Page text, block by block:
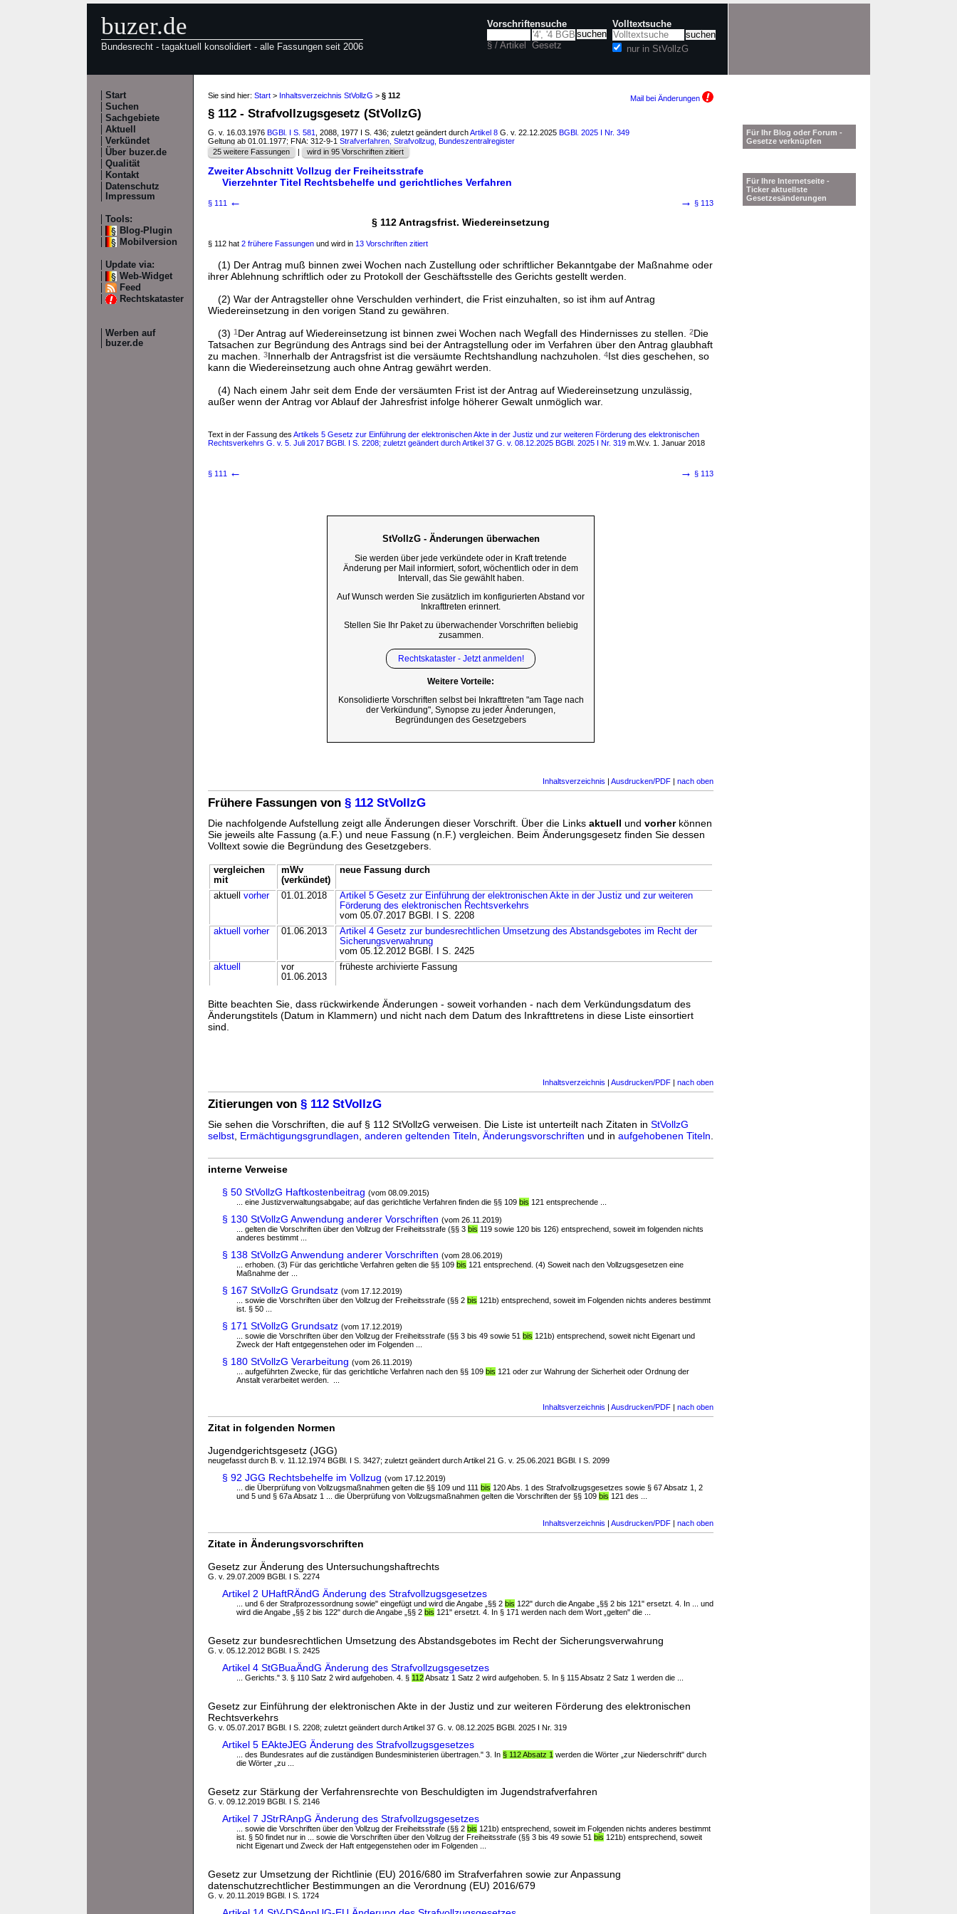
buzer.de
Bundesrecht - tagaktuell konsolidiert - alle Fassungen seit 2006
Vorschriftensuche
§ / Artikel Gesetz
Volltextsuche
nur in StVollzG
Start
Suchen
Sachgebiete
Aktuell
Verkündet
Über buzer.de
Qualität
Kontakt
Datenschutz
Impressum
Tools:
Blog-Plugin
Mobilversion
Update via:
Web-Widget
Feed
Rechtskataster
Werben auf
buzer.de
Sie sind hier: Start > Inhaltsverzeichnis StVollzG > § 112 Mail bei Änderungen
§ 112 - Strafvollzugsgesetz (StVollzG)
G. v. 16.03.1976 BGBl. I S. 581 , 2088, 1977 I S. 436; zuletzt geändert durchArtikel 8 G. v. 22.12.2025 BGBl. 2025 I Nr. 349
Geltung ab 01.01.1977; FNA: 312-9-1 Strafverfahren, Strafvollzug, Bundeszentralregister
25 weitere Fassungen
| wird in 95 Vorschriften zitiert
Zweiter Abschnitt Vollzug der Freiheitsstrafe
Vierzehnter Titel Rechtsbehelfe und gerichtliches Verfahren
§ 111 ← → § 113
§ 112 Antragsfrist. Wiedereinsetzung
§ 112 hat 2 frühere Fassungen und wird in 13 Vorschriften zitiert
(1) Der Antrag muß binnen zwei Wochen nach Zustellung oder schriftlicher Bekanntgabe der Maßnahme oder
ihrer Ablehnung schriftlich oder zu Protokoll der Geschäftsstelle des Gerichts gestellt werden.
(2) War der Antragsteller ohne Verschulden verhindert, die Frist einzuhalten, so ist ihm auf Antrag
Wiedereinsetzung in den vorigen Stand zu gewähren.
(3) 1Der Antrag auf Wiedereinsetzung ist binnen zwei Wochen nach Wegfall des Hindernisses zu stellen. 2Die
Tatsachen zur Begründung des Antrags sind bei der Antragstellung oder im Verfahren über den Antrag glaubhaft
zu machen.
3Innerhalb der Antragsfrist ist die versäumte Rechtshandlung nachzuholen. 4Ist dies geschehen, so
kann die Wiedereinsetzung auch ohne Antrag gewährt werden.
(4) Nach einem Jahr seit dem Ende der versäumten Frist ist der Antrag auf Wiedereinsetzung unzulässig,
außer wenn der Antrag vor Ablauf der Jahresfrist infolge höherer Gewalt unmöglich war.
Text in der Fassung des Artikels 5 Gesetz zur Einführung der elektronischen Akte in der Justiz und zur weiteren Förderung des elektronischen
Rechtsverkehrs G. v. 5. Juli 2017 BGBl. I S. 2208; zuletzt geändert durch Artikel 37 G. v. 08.12.2025 BGBl. 2025 I Nr. 319 m.W.v. 1. Januar 2018
§ 111 ← → § 113
StVollzG - Änderungen überwachen
Sie werden über jede verkündete oder in Kraft tretende
Änderung per Mail informiert, sofort, wöchentlich oder in dem
Intervall, das Sie gewählt haben.
Auf Wunsch werden Sie zusätzlich im konfigurierten Abstand vor
Inkrafttreten erinnert.
Stellen Sie Ihr Paket zu überwachender Vorschriften beliebig
zusammen.
Rechtskataster - Jetzt anmelden!
Weitere Vorteile:
Konsolidierte Vorschriften selbst bei Inkrafttreten "am Tage nach
der Verkündung", Synopse zu jeder Änderungen,
Begründungen des Gesetzgebers
Inhaltsverzeichnis | Ausdrucken/PDF | nach oben
Frühere Fassungen von § 112 StVollzG
Die nachfolgende Aufstellung zeigt alle Änderungen dieser Vorschrift. Über die Links aktuell und vorherkönnen
Sie jeweils alte Fassung (a.F.) und neue Fassung (n.F.) vergleichen. Beim Änderungsgesetz finden Sie dessen
Volltext sowie die Begründung des Gesetzgebers.
vergleichen
mit
mWv
(verkündet)
neue Fassung durch
aktuell vorher 01.01.2018
Artikel 5 Gesetz zur Einführung der elektronischen Akte in der Justiz und zur weiteren
Förderung des elektronischen Rechtsverkehrs
vom 05.07.2017 BGBl. I S. 2208
aktuell
vorher 01.06.2013
Artikel 4 Gesetz zur bundesrechtlichen Umsetzung des Abstandsgebotes im Recht der
Sicherungsverwahrung
vom 05.12.2012 BGBl. I S. 2425
aktuell
vor
01.06.2013
früheste archivierte Fassung
Bitte beachten Sie, dass rückwirkende Änderungen - soweit vorhanden - nach dem Verkündungsdatum des
Änderungstitels (Datum in Klammern) und nicht nach dem Datum des Inkrafttretens in diese Liste einsortiert
sind.
Inhaltsverzeichnis | Ausdrucken/PDF | nach oben
Zitierungen von § 112 StVollzG
Sie sehen die Vorschriften, die auf § 112 StVollzG verweisen. Die Liste ist unterteilt nach Zitaten in StVollzG
selbst Ermächtigungsgrundlagen anderen geltenden Titeln Änderungsvorschriften und in aufgehobenen Titeln
interne Verweise
§ 50 StVollzG Haftkostenbeitrag (vom 08.09.2015)
... eine Justizverwaltungsabgabe; auf das gerichtliche Verfahren finden die §§ 109 bis 121 entsprechende ...
§ 130 StVollzG Anwendung anderer Vorschriften (vom 26.11.2019)
... gelten die Vorschriften über den Vollzug der Freiheitsstrafe (§§ 3 bis 119 sowie 120 bis 126) entsprechend, soweit im folgenden nichts
anderes bestimmt ...
§ 138 StVollzG Anwendung anderer Vorschriften (vom 28.06.2019)
... erhoben. (3) Für das gerichtliche Verfahren gelten die §§ 109 bis 121 entsprechend. (4) Soweit nach den Vollzugsgesetzen eine
Maßnahme der ...
§ 167 StVollzG Grundsatz (vom 17.12.2019)
... sowie die Vorschriften über den Vollzug der Freiheitsstrafe (§§ 2 bis 121b) entsprechend, soweit im Folgenden nichts anderes bestimmt
ist. § 50 ...
§ 171 StVollzG Grundsatz (vom 17.12.2019)
... sowie die Vorschriften über den Vollzug der Freiheitsstrafe (§§ 3 bis 49 sowie 51 bis 121b) entsprechend, soweit nicht Eigenart und
Zweck der Haft entgegenstehen oder im Folgenden ...
§ 180 StVollzG Verarbeitung (vom 26.11.2019)
... aufgeführten Zwecke, für das gerichtliche Verfahren nach den §§ 109 bis 121 oder zur Wahrung der Sicherheit oder Ordnung der
Anstalt verarbeitet werden. ...
Inhaltsverzeichnis | Ausdrucken/PDF | nach oben
Zitat in folgenden Normen
Jugendgerichtsgesetz (JGG)
neugefasst durch B. v. 11.12.1974 BGBl. I S. 3427; zuletzt geändert durch Artikel 21 G. v. 25.06.2021 BGBl. I S. 2099
§ 92 JGG Rechtsbehelfe im Vollzug (vom 17.12.2019)
... die Überprüfung von Vollzugsmaßnahmen gelten die §§ 109 und 111 bis 120 Abs. 1 des Strafvollzugsgesetzes sowie § 67 Absatz 1, 2
und 5 und § 67a Absatz 1 ... die Überprüfung von Vollzugsmaßnahmen gelten die Vorschriften der §§ 109 bis 121 des ...
Inhaltsverzeichnis | Ausdrucken/PDF | nach oben
Zitate in Änderungsvorschriften
Gesetz zur Änderung des Untersuchungshaftrechts
G. v. 29.07.2009 BGBl. I S. 2274
Artikel 2 UHaftRÄndG Änderung des Strafvollzugsgesetzes
... und 6 der Strafprozessordnung sowie" eingefügt und wird die Angabe „§§ 2 bis 122" durch die Angabe „§§ 2 bis 121" ersetzt. 4. In ... und
wird die Angabe „§§ 2 bis 122" durch die Angabe „§§ 2 bis 121" ersetzt. 4. In § 171 werden nach dem Wort „gelten" die ...
Gesetz zur bundesrechtlichen Umsetzung des Abstandsgebotes im Recht der Sicherungsverwahrung
G. v. 05.12.2012 BGBl. I S. 2425
Artikel 4 StGBuaÄndG Änderung des Strafvollzugsgesetzes
... Gerichts." 3. § 110 Satz 2 wird aufgehoben. 4. § 112Absatz 1 Satz 2 wird aufgehoben. 5. In § 115 Absatz 2 Satz 1 werden die ...
Gesetz zur Einführung der elektronischen Akte in der Justiz und zur weiteren Förderung des elektronischen
Rechtsverkehrs
G. v. 05.07.2017 BGBl. I S. 2208; zuletzt geändert durch Artikel 37 G. v. 08.12.2025 BGBl. 2025 I Nr. 319
Artikel 5 EAkteJEG Änderung des Strafvollzugsgesetzes
... des Bundesrates auf die zuständigen Bundesministerien übertragen." 3. In § 112 Absatz 1 werden die Wörter „zur Niederschrift" durch
die Wörter „zu ...
Gesetz zur Stärkung der Verfahrensrechte von Beschuldigten im Jugendstrafverfahren
G. v. 09.12.2019 BGBl. I S. 2146
Artikel 7 JStrRAnpG Änderung des Strafvollzugsgesetzes
... sowie die Vorschriften über den Vollzug der Freiheitsstrafe (§§ 2 bis 121b) entsprechend, soweit im Folgenden nichts anderes bestimmt
ist. § 50 findet nur in ... sowie die Vorschriften über den Vollzug der Freiheitsstrafe (§§ 3 bis 49 sowie 51 bis 121b) entsprechend, soweit
nicht Eigenart und Zweck der Haft entgegenstehen oder im Folgenden ...
Gesetz zur Umsetzung der Richtlinie (EU) 2016/680 im Strafverfahren sowie zur Anpassung
datenschutzrechtlicher Bestimmungen an die Verordnung (EU) 2016/679
G. v. 20.11.2019 BGBl. I S. 1724
Für Ihr Blog oder Forum -
Gesetze verknüpfen
Für Ihre Internetseite -
Ticker aktuellste
Gesetzesänderungen